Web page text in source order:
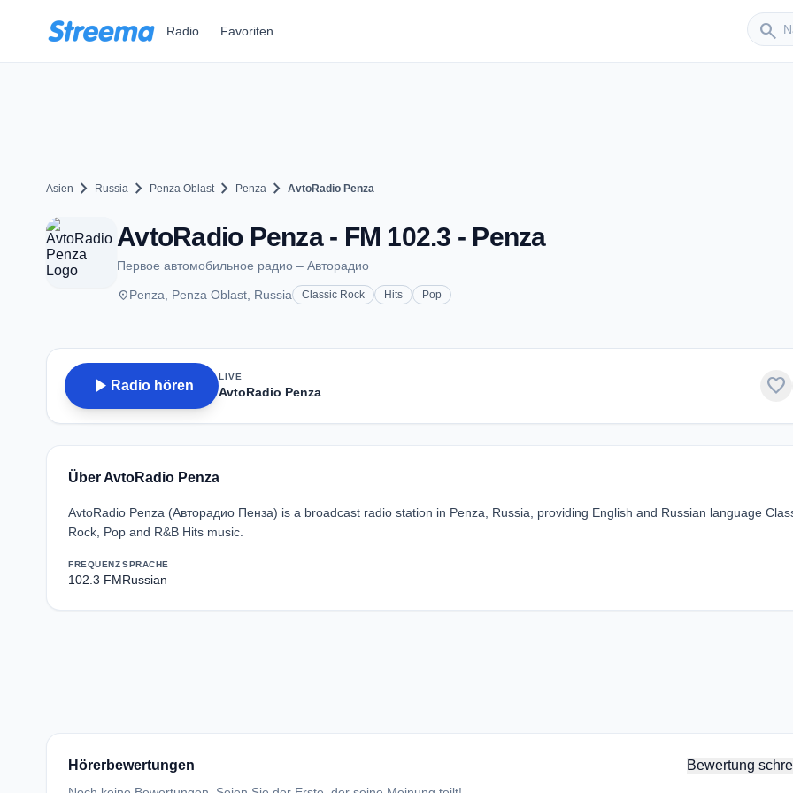
Radio Favoriten search
Sender
Asien chevron_right Russia chevron_right Penza Oblastchevron_right Penza chevron_right AvtoRadio Penza
AvtoRadio Penza - FM 102.3 - Penza
Первое автомобильное радио – Авторадио
placePenza, Penza Oblast, Russia Classic Rock Hits Pop
play_arrow Radio hören
LIVE
AvtoRadio Penza favorite
Über AvtoRadio Penza
AvtoRadio Penza (Авторадио Пенза) is a broadcast radio station in Penza, Russia, providing English and Russian language
Rock, Pop and R&B Hits music.
FREQUENZ
102.3 FM
SPRACHE
Russian
Hörerbewertungen Bewertung